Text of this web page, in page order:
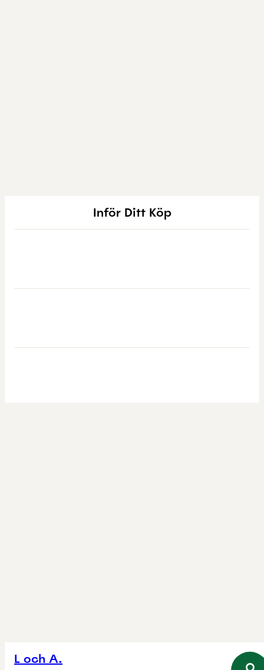
Inför Ditt Köp
L och A.